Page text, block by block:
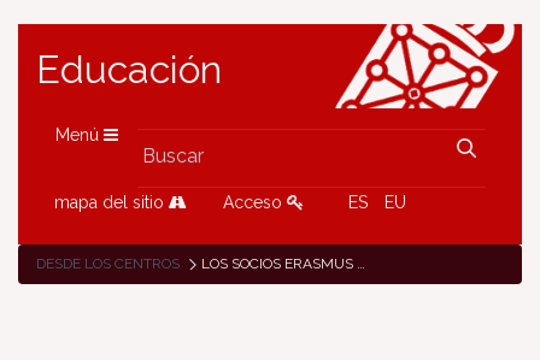
Educación
Menú
mapa del sitio Acceso ES EU
DESDE LOS CENTROS LOS SOCIOS ERASMUS DE 3 PAISES VISITAN CORELLA